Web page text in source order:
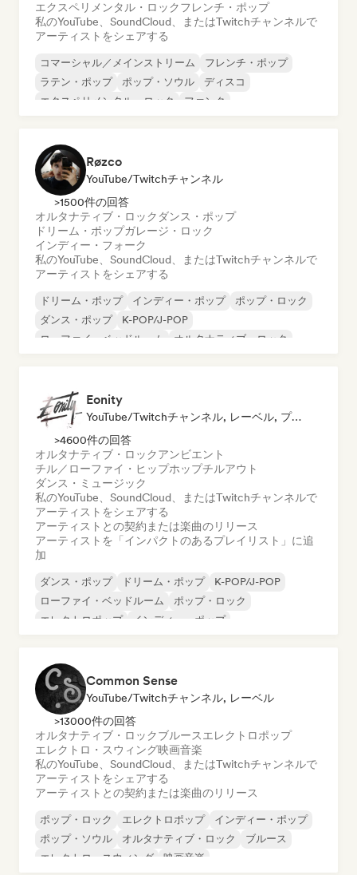
エクスペリメンタル・ロックフレンチ・ポップ
私のYouTube、SoundCloud、またはTwitchチャンネルで
アーティストをシェアする
コマーシャル／メインストリーム
フレンチ・ポップ
ラテン・ポップ
ポップ・ソウル
ディスコ
エクスペリメンタル・ロック
ファンク
Røzco
YouTube/Twitchチャンネル
>1500件の回答
オルタナティブ・ロック ダンス・ポップ
ドリーム・ポップガレージ・ロック
インディー・フォーク
私のYouTube、SoundCloud、またはTwitchチャンネルで
アーティストをシェアする
ドリーム・ポップ インディー・ポップ
ポップ・ロック
ダンス・ポップ
K-POP/J-POP
ローファイ・ベッドルーム
オルタナティブ・ロック
Eonity
YouTube/Twitchチャンネル, レーベル, プレイリスト・キュレーター
>4600件の回答
オルタナティブ・ロックアンビエント
チル／ローファイ・ヒップホップチルアウト
ダンス・ミュージック
私のYouTube、SoundCloud、またはTwitchチャンネルで
アーティストをシェアする
アーティストとの契約または楽曲のリリース
アーティストを「インパクトのあるプレイリスト」に追
加
ダンス・ポップ ドリーム・ポップ
K-POP/J-POP
ローファイ・ベッドルーム
ポップ・ロック
エレクトロポップ
インディー・ポップ
Common Sense
YouTube/Twitchチャンネル, レーベル
>13000件の回答
オルタナティブ・ロックブルースエレクトロポップ
エレクトロ・スウィング映画音楽
私のYouTube、SoundCloud、またはTwitchチャンネルで
アーティストをシェアする
アーティストとの契約または楽曲のリリース
ポップ・ロック エレクトロポップ
インディー・ポップ
ポップ・ソウル
オルタナティブ・ロック
ブルース
エレクトロ・スウィング
映画音楽